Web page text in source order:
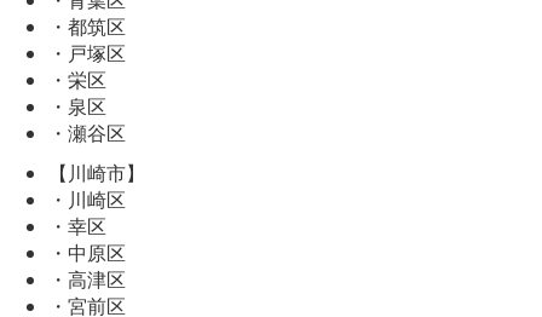
・都筑区
・戸塚区
・栄区
・泉区
・瀬谷区
【川崎市】
・川崎区
・幸区
・中原区
・高津区
・宮前区